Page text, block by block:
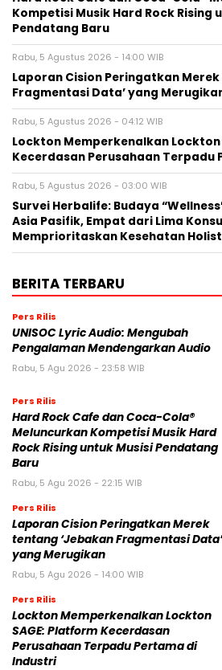
Kompetisi Musik Hard Rock Rising
Pendatang Baru
Rabu, 5 Agustus 2026 - 14:00 WIB
Laporan Cision Peringatkan
Fragmentasi Data’ yang
Rabu, 5 Agustus 2026 - 04:12 WIB
Lockton Memperkenalkan Lockton
Kecerdasan Perusahaan Terpadu
Rabu, 5 Agustus 2026 - 03:00 WIB
Survei Herbalife: Budaya
Asia Pasifik, Empat dari Lima
Memprioritaskan Kesehatan
BERITA TERBARU
Pers Rilis
UNISOC Lyric Audio: Mengubah
Pengalaman Mendengarkan Audio
Rabu, 5 Agu 2026 - 23:58 WIB
Pers Rilis
Hard Rock Cafe dan Coca-Cola®
Meluncurkan Kompetisi Musik Hard
Rock Rising untuk Musisi Pendatang
Baru
Rabu, 5 Agu 2026 - 22:15 WIB
Pers Rilis
Laporan Cision Peringatkan Merek
tentang ‘Jebakan Fragmentasi Data’
yang Merugikan
Rabu, 5 Agu 2026 - 14:00 WIB
Pers Rilis
Lockton Memperkenalkan Lockton
SAGE: Platform Kecerdasan
Perusahaan Terpadu Pertama di
Industri